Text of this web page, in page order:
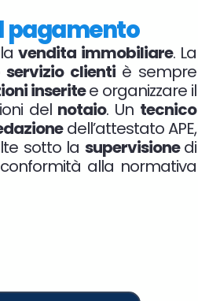
pagamento
vendita immobiliare. La
servizio clientiè sempre
inseritee organizzare il
del notaio. Un tecnico
dell’attestato APE,
sotto la supervisionedi
alla normativa